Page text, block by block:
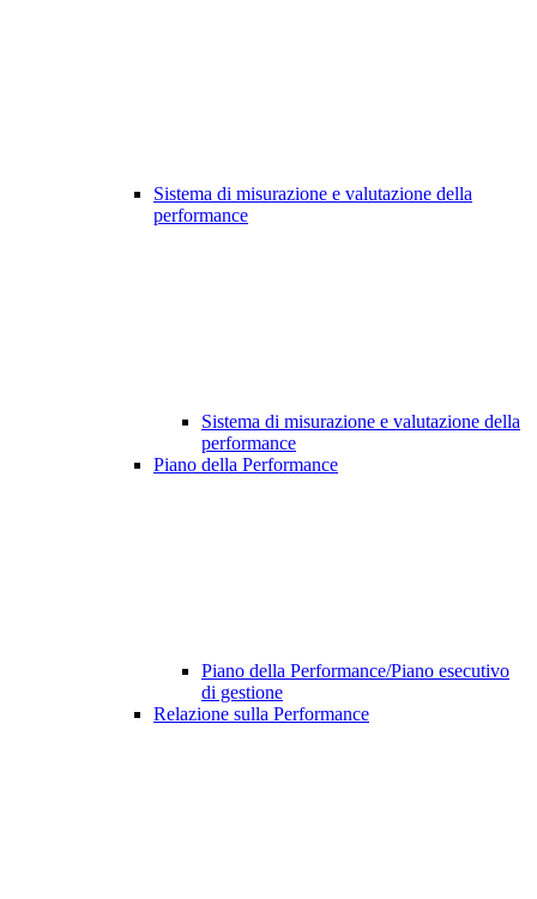
Sistema di misurazione e valutazione della
performance
Sistema di misurazione e valutazione della
performance
Piano della Performance
Piano della Performance/Piano esecutivo
di gestione
Relazione sulla Performance